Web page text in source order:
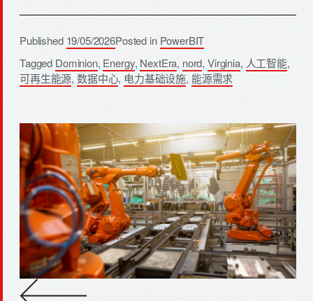
Published 19/05/2026Posted in PowerBIT
Tagged Dominion, Energy, NextEra, nord,Virginia, 人工智能,
可再生能源, 数据中心, 电力基础设施, 能源需求